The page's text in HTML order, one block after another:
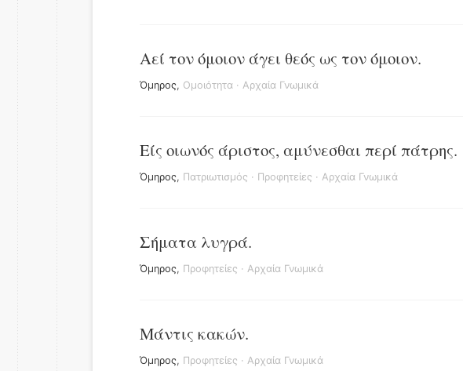
Αεί τον όμοιον άγει θεός ως τον όμοιον.
Όμηρος, Ομοιότητα · Αρχαία Γνωμικά
Είς οιωνός άριστος, αμύνεσθαι περί πάτρης.
Όμηρος, Πατριωτισμός · Προφητείες · Αρχαία Γνωμικά
Σήματα λυγρά.
Όμηρος, Προφητείες · Αρχαία Γνωμικά
Μάντις κακών.
Όμηρος, Προφητείες · Αρχαία Γνωμικά